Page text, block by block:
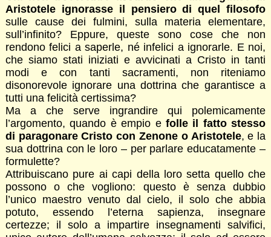
Aristotele ignorasse il pensiero di quel filosofo
sulle cause dei fulmini, sulla materia elementare,
sull’infinito? Eppure, queste sono cose che non
rendono felici a saperle, né infelici a ignorarle. E noi,
che siamo stati iniziati e avvicinati a Cristo in tanti
modi e con tanti sacramenti, non riteniamo
disonorevole ignorare una dottrina che garantisce a
tutti una felicità certissima?
Ma a che serve ingrandire qui polemicamente
l’argomento, quando è empio e folle il fatto stesso
di paragonare Cristo con Zenone o Aristotele, e la
sua dottrina con le loro – per parlare educatamente –
formulette?
Attribuiscano pure ai capi della loro setta quello che
possono o che vogliono: questo è senza dubbio
l’unico maestro venuto dal cielo, il solo che abbia
potuto, essendo l’eterna sapienza, insegnare
certezze; il solo a impartire insegnamenti salvifici,